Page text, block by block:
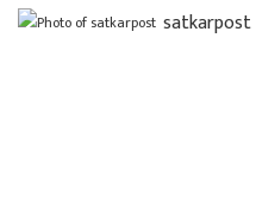
satkarpost